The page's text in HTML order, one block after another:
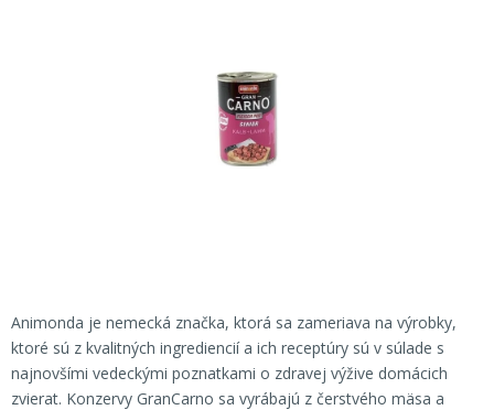
Animonda je nemecká značka, ktorá sa zameriava na výrobky,
ktoré sú z kvalitných ingrediencií a ich receptúry sú v súlade s
najnovšími vedeckými poznatkami o zdravej výžive domácich
zvierat. Konzervy GranCarno sa vyrábajú z čerstvého mäsa a